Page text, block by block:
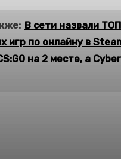
В сети назвали
игр по онлайну в
на 2 месте, а